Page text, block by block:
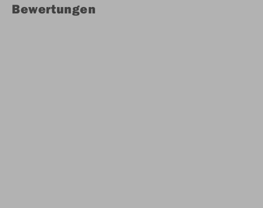
Bewertungen